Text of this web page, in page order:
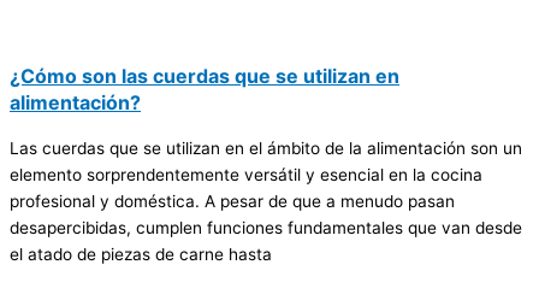
¿Cómo son las cuerdas que se utilizan en
alimentación?
Las cuerdas que se utilizan en el ámbito de la alimentación son un
elemento sorprendentemente versátil y esencial en la cocina
profesional y doméstica. A pesar de que a menudo pasan
desapercibidas, cumplen funciones fundamentales que van desde
el atado de piezas de carne hasta